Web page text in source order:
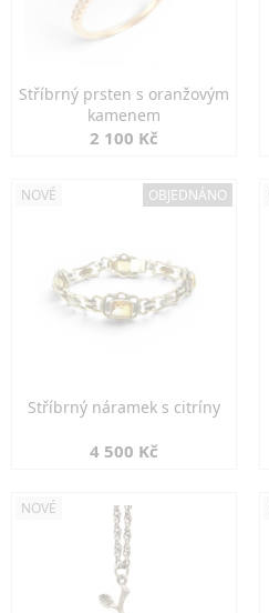
Stříbrný prsten s oranžovým
kamenem
2 100 Kč
NOVÉ OBJEDNÁNO
Stříbrný náramek s citríny
4 500 Kč
NOVÉ